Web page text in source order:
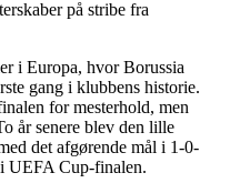
på stribe fra
i Europa, hvor Borussia
gang i klubbens historie.
for mesterhold, men
år senere blev den lille
det afgørende mål i 1-0-
UEFA Cup-finalen.